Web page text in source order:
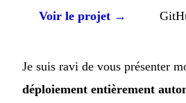
Voir le projet →
Je suis ravi de vous présenter
déploiement entièrement